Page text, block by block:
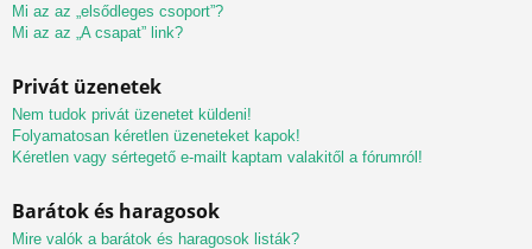
Mi az az „elsődleges csoport”?
Mi az az „A csapat” link?
Privát üzenetek
Nem tudok privát üzenetet küldeni!
Folyamatosan kéretlen üzeneteket kapok!
Kéretlen vagy sértegető e-mailt kaptam valakitől a fórumról!
Barátok és haragosok
Mire valók a barátok és haragosok listák?